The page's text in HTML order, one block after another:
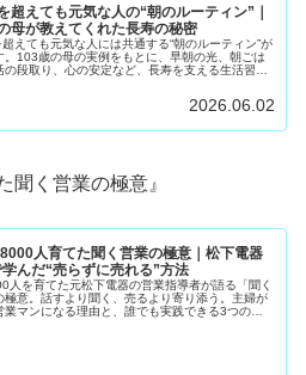
超えても元気な人の“朝のルーティン”｜
母が教えてくれた長寿の秘密
えても元気な人には共通する“朝のルーティン”が
。103歳の母の実例をもとに、早朝の光、朝ごは
の段取り、心の安定など、長寿を支える生活習慣
2026.06.02
く営業の極意』
人育てた聞く営業の極意｜松下電器
んだ“売らずに売れる”方法
人を育てた元松下電器の営業指導者が語る「聞く
極意。話すより聞く、売るより寄り添う。主婦が
業マンになる理由と、誰でも実践できる3つの聞